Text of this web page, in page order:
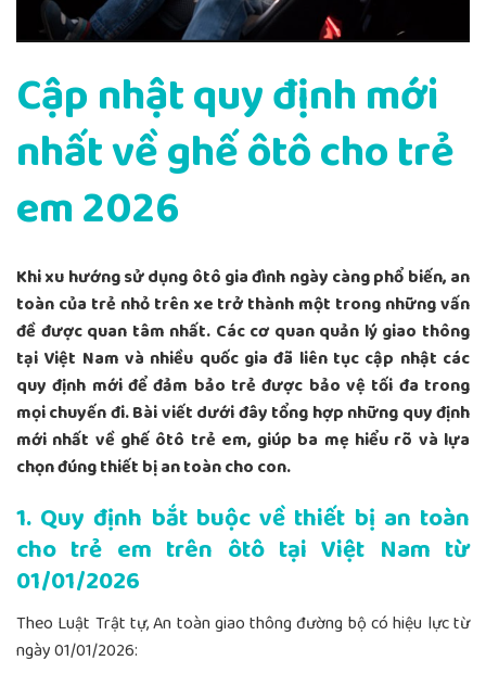
Cập nhật quy định mới
nhất về ghế ôtô cho trẻ
em 2026
Khi xu hướng sử dụng ôtô gia đình ngày càng phổ biến, an
toàn của trẻ nhỏ trên xe trở thành một trong những vấn
đề được quan tâm nhất. Các cơ quan quản lý giao thông
tại Việt Nam và nhiều quốc gia đã liên tục cập nhật các
quy định mới để đảm bảo trẻ được bảo vệ tối đa trong
mọi chuyến đi. Bài viết dưới đây tổng hợp những quy định
mới nhất về ghế ôtô trẻ em, giúp ba mẹ hiểu rõ và lựa
chọn đúng thiết bị an toàn cho con.
1. Quy định bắt buộc về thiết bị an toàn
cho trẻ em trên ôtô tại Việt Nam từ
01/01/2026
Theo Luật Trật tự, An toàn giao thông đường bộ có hiệu lực từ
ngày 01/01/2026: